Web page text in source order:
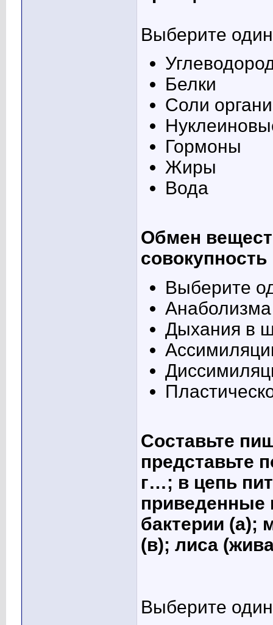
Выберите
Белки
Соли
Гормоны
Жиры
Вода
Обмен
Выберите
Дыхания в
Составьте
представьте
г…; в цепь
приведенные
бактерии (а);
(в); лиса
Выберите